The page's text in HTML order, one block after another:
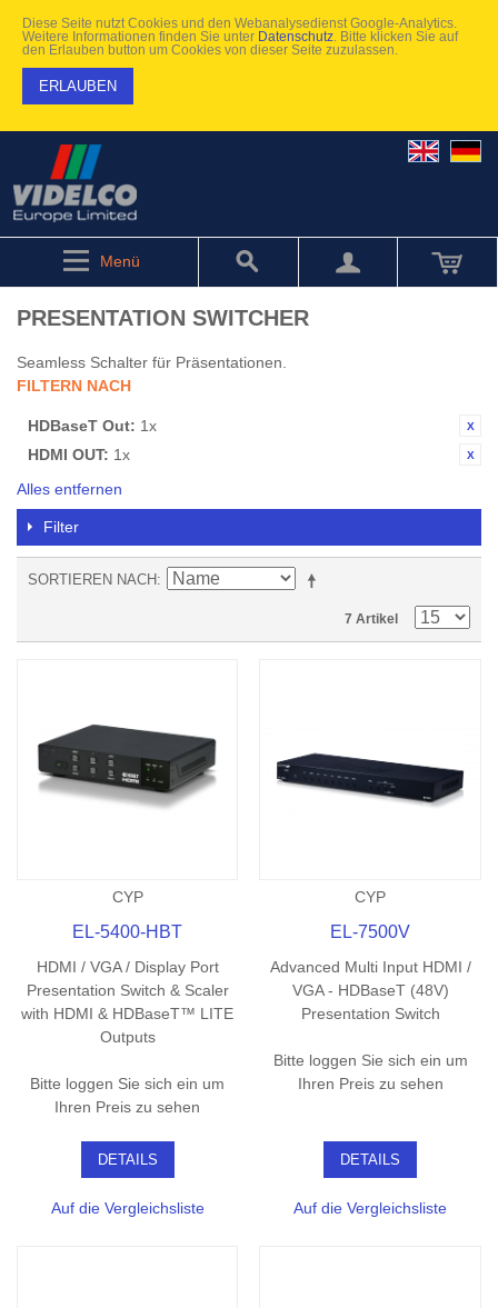
Diese Seite nutzt Cookies und den Webanalysedienst Google-Analytics.
Weitere Informationen finden Sie unter Datenschutz . Bitte klicken Sie auf
den Erlauben button um Cookies von dieser Seite zuzulassen.
ERLAUBEN
Menü
PRESENTATION SWITCHER
Seamless Schalter für Präsentationen.
FILTERN NACH
HDBaseT Out: 1x
HDMI OUT: 1x
Alles entfernen
Filter
SORTIEREN NACH
7 Artikel
CYP
EL-5400-HBT
HDMI / VGA / Display Port
Presentation Switch & Scaler
with HDMI & HDBaseT™ LITE
Outputs
Bitte loggen Sie sich ein um
Ihren Preis zu sehen
DETAILS
Auf die Vergleichsliste
CYP
EL-7500V
Advanced Multi Input HDMI /
VGA - HDBaseT (48V)
Presentation Switch
Bitte loggen Sie sich ein um
Ihren Preis zu sehen
DETAILS
Auf die Vergleichsliste